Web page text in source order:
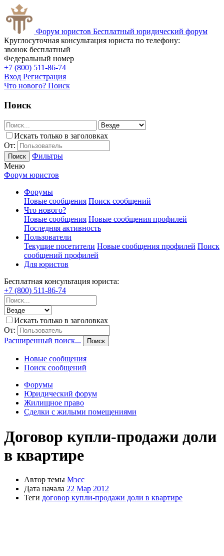
Форум юристов Бесплатный юридический форум
Круглосуточная консультация юриста по телефону:
звонок бесплатный
Федеральный номер
+7 (800) 511-86-74
Вход Регистрация
Что нового? Поиск
Поиск
Искать только в заголовках
От:
Поиск
Фильтры
Меню
Форум юристов
Форумы
Новые сообщения Поиск сообщений
Что нового?
Новые сообщения Новые сообщения профилей
Последняя активность
Пользователи
Текущие посетители Новые сообщения профилей Поиск
сообщений профилей
Для юристов
Бесплатная консультация юриста:
+7 (800) 511-86-74
Искать только в заголовках
От:
Расширенный поиск...
Поиск
Новые сообщения
Поиск сообщений
Форумы
Юридический форум
Жилищное право
Сделки с жилыми помещениями
Договор купли-продажи доли
в квартире
Автор темы Мэсс
Дата начала 22 Мар 2012
Теги договор купли-продажи доли в квартире